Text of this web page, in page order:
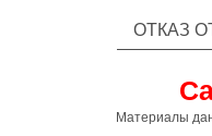
ОТКАЗ
Материалы